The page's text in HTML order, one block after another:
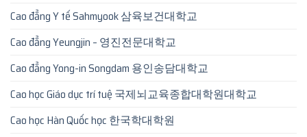
Cao đẳng Y tế Sahmyook 삼육보건대학교
Cao đẳng Yeungjin – 영진전문대학교
Cao đẳng Yong-in Songdam 용인송담대학교
Cao học Giáo dục trí tuệ 국제뇌교육종합대학원대학교
Cao học Hàn Quốc học 한국학대학원